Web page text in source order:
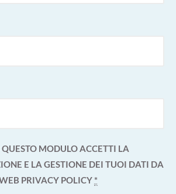
MODULO ACCETTI LA
E LA GESTIONE DEI TUOI DATI DA
PRIVACY POLICY*